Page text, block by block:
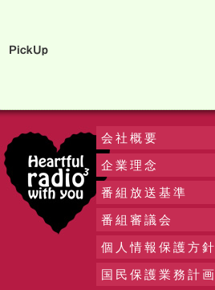
PickUp
会社概要
企業理念
番組放送基準
番組審議会
個人情報保護方針
国民保護業務計画